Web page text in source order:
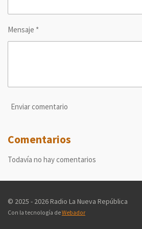
Mensaje *
Enviar comentario
Comentarios
Todavía no hay comentarios
© 2025 - 2026 Radio La Nueva República
Con la tecnología deWebador